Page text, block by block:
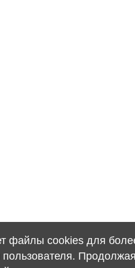
файлы cookies для